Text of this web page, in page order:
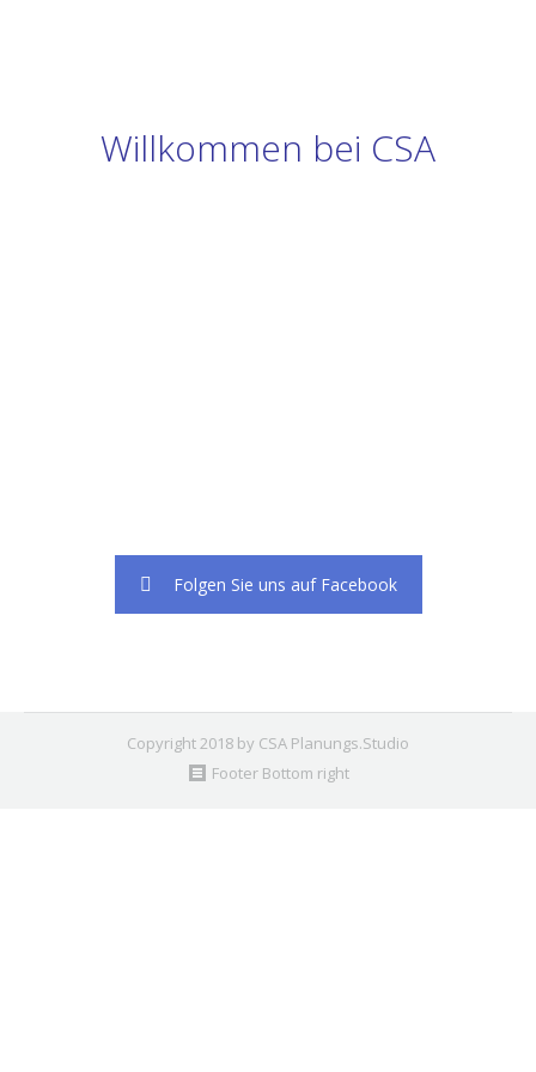
Willkommen bei CSA
Folgen Sie uns auf Facebook
Copyright 2018 by CSA Planungs.Studio
Footer Bottom right